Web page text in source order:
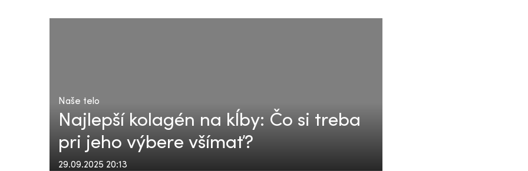
Naše telo
Najlepší kolagén na kĺby: Čo si treba
pri jeho výbere všímať?
29.09.2025 20:13